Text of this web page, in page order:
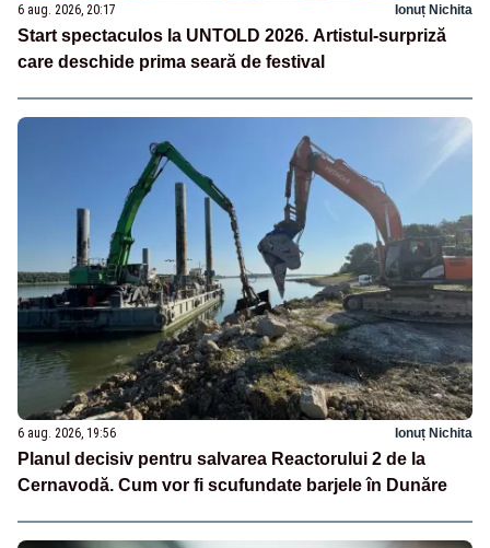
6 aug. 2026, 20:17 Ionuț Nichita
Start spectaculos la UNTOLD 2026. Artistul-surpriză
care deschide prima seară de festival
6 aug. 2026, 19:56 Ionuț Nichita
Planul decisiv pentru salvarea Reactorului 2 de la
Cernavodă. Cum vor fi scufundate barjele în Dunăre